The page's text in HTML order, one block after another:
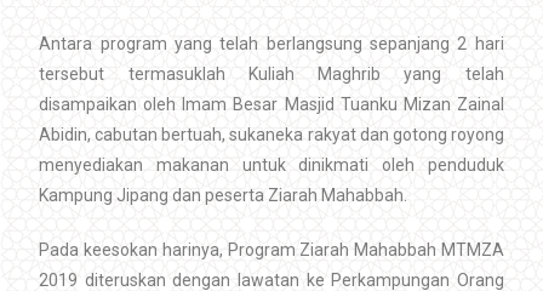
Antara program yang telah berlangsung sepanjang 2 hari
tersebut termasuklah Kuliah Maghrib yang telah
disampaikan oleh Imam Besar Masjid Tuanku Mizan Zainal
Abidin, cabutan bertuah, sukaneka rakyat dan gotong royong
menyediakan makanan untuk dinikmati oleh penduduk
Kampung Jipang dan peserta Ziarah Mahabbah.
Pada keesokan harinya, Program Ziarah Mahabbah MTMZA
2019 diteruskan dengan lawatan ke Perkampungan Orang